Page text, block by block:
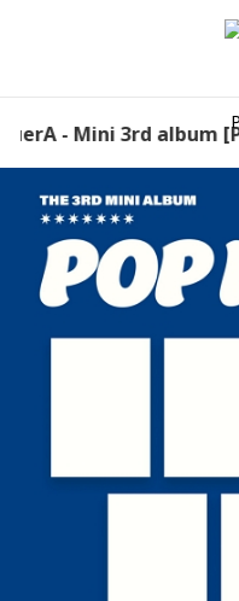
- Mini 3rd album